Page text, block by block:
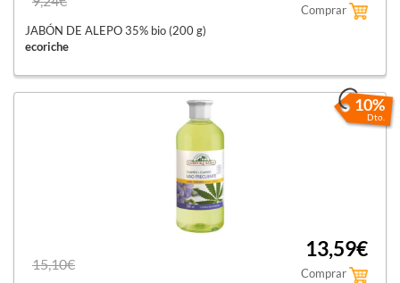
Comprar
JABÓN DE ALEPO 35% bio (200 g)
ecoriche
10%
Dto.
15,10€
13,59€
Comprar